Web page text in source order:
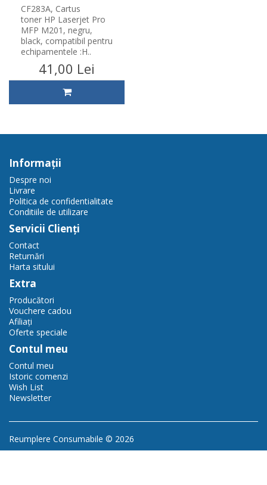
CF283A, Cartus
toner HP Laserjet Pro
MFP M201, negru,
black, compatibil pentru
echipamentele :H..
41,00 Lei
Informaţii
Despre noi
Livrare
Politica de confidentialitate
Conditiile de utilizare
Servicii Clienţi
Contact
Returnări
Harta sitului
Extra
Producători
Vouchere cadou
Afiliaţi
Oferte speciale
Contul meu
Contul meu
Istoric comenzi
Wish List
Newsletter
Reumplere Consumabile © 2026